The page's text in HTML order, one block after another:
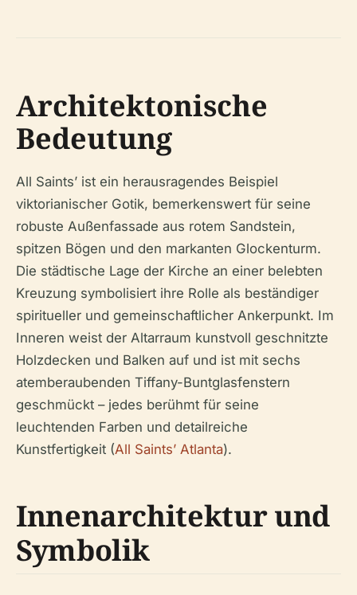
Architektonische
Bedeutung
All Saints’ ist ein herausragendes Beispiel
viktorianischer Gotik, bemerkenswert für seine
robuste Außenfassade aus rotem Sandstein,
spitzen Bögen und den markanten Glockenturm.
Die städtische Lage der Kirche an einer belebten
Kreuzung symbolisiert ihre Rolle als beständiger
spiritueller und gemeinschaftlicher Ankerpunkt. Im
Inneren weist der Altarraum kunstvoll geschnitzte
Holzdecken und Balken auf und ist mit sechs
atemberaubenden Tiffany-Buntglasfenstern
geschmückt – jedes berühmt für seine
leuchtenden Farben und detailreiche
Kunstfertigkeit (All Saints’ Atlanta).
Innenarchitektur und
Symbolik